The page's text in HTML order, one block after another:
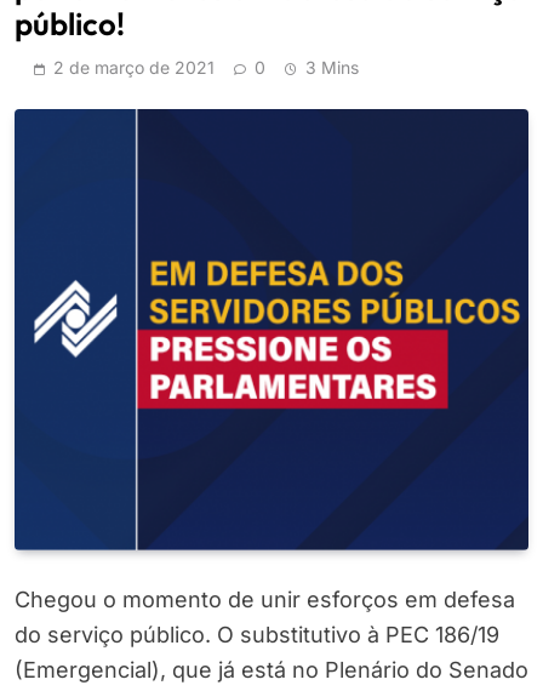
público!
2 de março de 2021 0 3 Mins
Chegou o momento de unir esforços em defesa
do serviço público. O substitutivo à PEC 186/19
(Emergencial), que já está no Plenário do Senado